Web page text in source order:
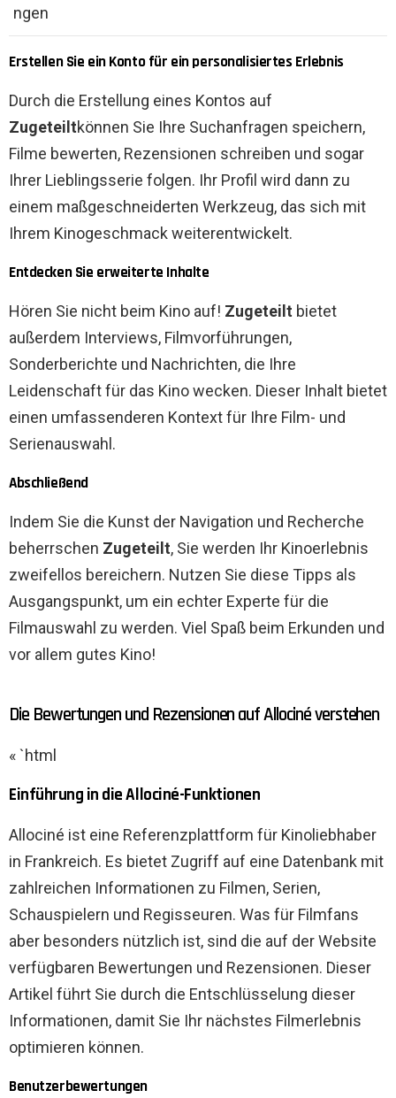
ngen
Erstellen Sie ein Konto für ein personalisiertes Erlebnis
Durch die Erstellung eines Kontos auf
Zugeteiltkönnen Sie Ihre Suchanfragen speichern,
Filme bewerten, Rezensionen schreiben und sogar
Ihrer Lieblingsserie folgen. Ihr Profil wird dann zu
einem maßgeschneiderten Werkzeug, das sich mit
Ihrem Kinogeschmack weiterentwickelt.
Entdecken Sie erweiterte Inhalte
Hören Sie nicht beim Kino auf! Zugeteilt bietet
außerdem Interviews, Filmvorführungen,
Sonderberichte und Nachrichten, die Ihre
Leidenschaft für das Kino wecken. Dieser Inhalt bietet
einen umfassenderen Kontext für Ihre Film- und
Serienauswahl.
Abschließend
Indem Sie die Kunst der Navigation und Recherche
beherrschen Zugeteilt, Sie werden Ihr Kinoerlebnis
zweifellos bereichern. Nutzen Sie diese Tipps als
Ausgangspunkt, um ein echter Experte für die
Filmauswahl zu werden. Viel Spaß beim Erkunden und
vor allem gutes Kino!
Die Bewertungen und Rezensionen auf Allociné verstehen
« `html
Einführung in die Allociné-Funktionen
Allociné ist eine Referenzplattform für Kinoliebhaber
in Frankreich. Es bietet Zugriff auf eine Datenbank mit
zahlreichen Informationen zu Filmen, Serien,
Schauspielern und Regisseuren. Was für Filmfans
aber besonders nützlich ist, sind die auf der Website
verfügbaren Bewertungen und Rezensionen. Dieser
Artikel führt Sie durch die Entschlüsselung dieser
Informationen, damit Sie Ihr nächstes Filmerlebnis
optimieren können.
Benutzerbewertungen